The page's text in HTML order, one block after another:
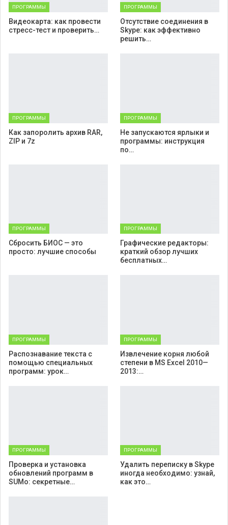
ПРОГРАММЫ
Видеокарта: как провести
стресс-тест и проверить…
ПРОГРАММЫ
Отсутствие соединения в
Skype: как эффективно
решить…
ПРОГРАММЫ
Как запоролить архив RAR,
ZIP и 7z
ПРОГРАММЫ
Не запускаются ярлыки и
программы: инструкция
по…
ПРОГРАММЫ
Cбросить БИОС — это
просто: лучшие способы
ПРОГРАММЫ
Графические редакторы:
краткий обзор лучших
бесплатных…
ПРОГРАММЫ
Распознавание текста с
помощью специальных
программ: урок…
ПРОГРАММЫ
Извлечение корня любой
степени в MS Excel 2010—
2013:…
ПРОГРАММЫ
Проверка и установка
обновлений программ в
SUMo: секретные…
ПРОГРАММЫ
Удалить переписку в Skype
иногда необходимо: узнай,
как это…